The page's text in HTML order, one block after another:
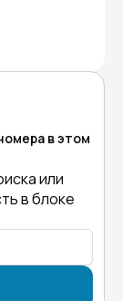
в этом
или
в блоке